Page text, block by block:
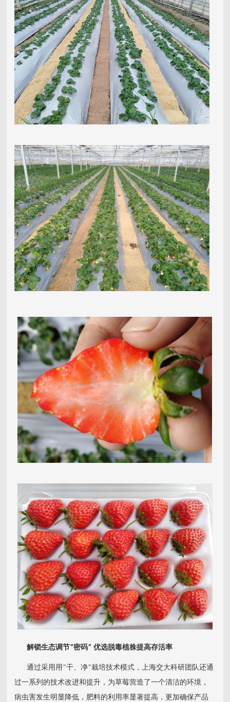
解锁生态调节“密码” 优选脱毒植株提高存活率
通过采用用“干、净”栽培技术模式，上海交大科研团队还通
过一系列的技术改进和提升，为草莓营造了一个清洁的环境，
病虫害发生明显降低，肥料的利用率显著提高，更加确保产品